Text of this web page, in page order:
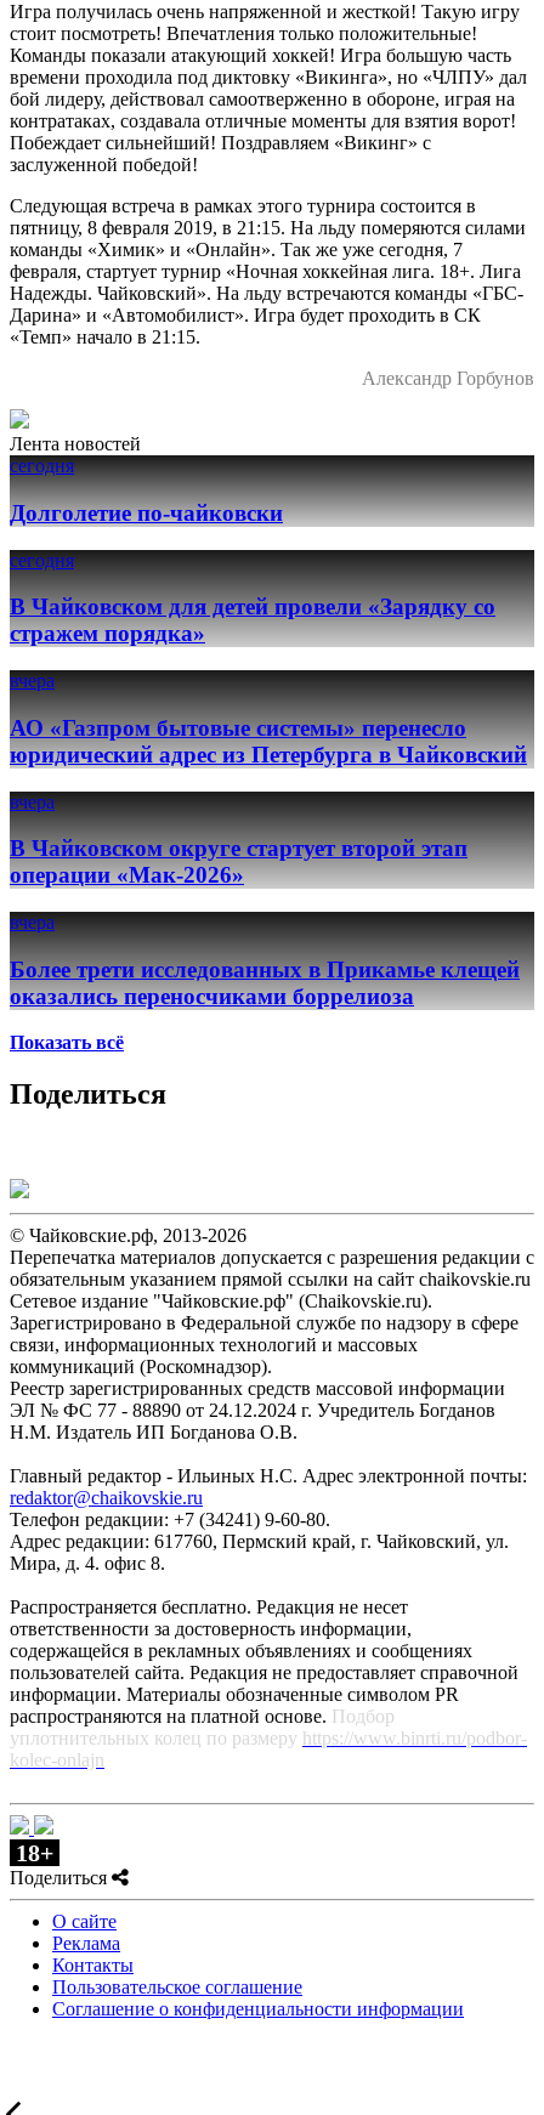
Игра получилась очень напряженной и жесткой! Такую игру
стоит посмотреть! Впечатления только положительные!
Команды показали атакующий хоккей! Игра большую часть
времени проходила под диктовку «Викинга», но «ЧЛПУ» дал
бой лидеру, действовал самоотверженно в обороне, играя на
контратаках, создавала отличные моменты для взятия ворот!
Побеждает сильнейший! Поздравляем «Викинг» с
заслуженной победой!
Следующая встреча в рамках этого турнира состоится в
пятницу, 8 февраля 2019, в 21:15. На льду померяются силами
команды «Химик» и «Онлайн». Так же уже сегодня, 7
февраля, стартует турнир «Ночная хоккейная лига. 18+. Лига
Надежды. Чайковский». На льду встречаются команды «ГБС-
Дарина» и «Автомобилист». Игра будет проходить в СК
«Темп» начало в 21:15.
Александр Горбунов
Лента новостей
сегодня
Долголетие по-чайковски
сегодня
В Чайковском для детей провели «Зарядку со
стражем порядка»
вчера
АО «Газпром бытовые системы» перенесло
юридический адрес из Петербурга в Чайковский
вчера
В Чайковском округе стартует второй этап
операции «Мак-2026»
вчера
Более трети исследованных в Прикамье клещей
оказались переносчиками боррелиоза
Показать всё
Поделиться
© Чайковские.рф, 2013-2026
Перепечатка материалов допускается с разрешения редакции с
обязательным указанием прямой ссылки на сайт chaikovskie.ru
Сетевое издание "Чайковские.рф" (Chaikovskie.ru).
Зарегистрировано в Федеральной службе по надзору в сфере
связи, информационных технологий и массовых
коммуникаций (Роскомнадзор).
Реестр зарегистрированных средств массовой информации
ЭЛ № ФС 77 - 88890 от 24.12.2024 г. Учредитель Богданов
Н.М. Издатель ИП Богданова О.В.
Главный редактор - Ильиных Н.С. Адрес электронной почты:
redaktor@chaikovskie.ru
Телефон редакции: +7 (34241) 9-60-80.
Адрес редакции: 617760, Пермский край, г. Чайковский, ул.
Мира, д. 4. офис 8.
Распространяется бесплатно. Редакция не несет
ответственности за достоверность информации,
содержащейся в рекламных объявлениях и сообщениях
пользователей сайта. Редакция не предоставляет справочной
информации. Материалы обозначенные символом PR
распространяются на платной основе. Подбор
уплотнительных колец по размеру https://www.binrti.ru/podbor-
kolec-onlajn
18+
Поделиться
О сайте
Реклама
Контакты
Пользовательское соглашение
Соглашение о конфиденциальности информации